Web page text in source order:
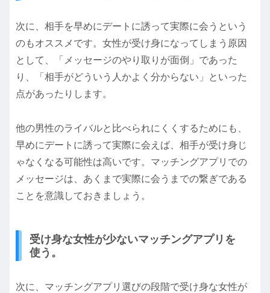
次に、相手を早めにデートに誘って実際に会うという
のもオススメです。女性が受け身になってしまう原因
として、「メッセージのやり取りが面倒」であった
り、「相手がどういう人かよく分からない」といった
点があったりします。
他の男性のライバルと比べられにくくするためにも、
早めにデートに誘って実際に会えば、相手が受け身じ
ゃなくなる可能性は高いです。マッチングアプリでの
メッセージは、あくまで実際に会うまでの繋ぎである
ことを意識しておきましょう。
受け身な女性が少ないマッチングアプリを
使う。
次に、マッチングアプリ選びの段階で受け身な女性が